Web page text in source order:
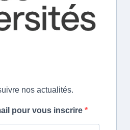
nos actualités.
pour vous inscrire